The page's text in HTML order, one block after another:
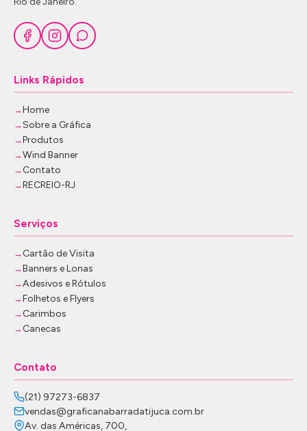
Links Rápidos
Home
Sobre a Gráfica
Produtos
Wind Banner
Contato
RECREIO-RJ
Serviços
Cartão de Visita
Banners e Lonas
Adesivos e Rótulos
Folhetos e Flyers
Carimbos
Canecas
Contato
(21) 97273-6837
vendas@graficanabarradatijuca.com.br
Av. das Américas, 700,